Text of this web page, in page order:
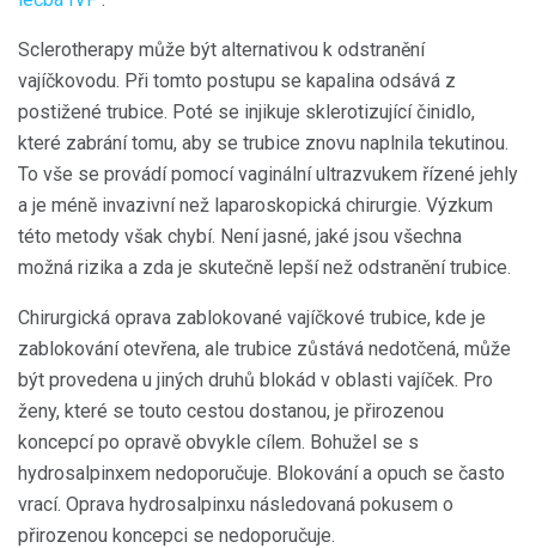
Sclerotherapy může být alternativou k odstranění
vajíčkovodu. Při tomto postupu se kapalina odsává z
postižené trubice. Poté se injikuje sklerotizující činidlo,
které zabrání tomu, aby se trubice znovu naplnila tekutinou.
To vše se provádí pomocí vaginální ultrazvukem řízené jehly
a je méně invazivní než laparoskopická chirurgie. Výzkum
této metody však chybí. Není jasné, jaké jsou všechna
možná rizika a zda je skutečně lepší než odstranění trubice.
Chirurgická oprava zablokované vajíčkové trubice, kde je
zablokování otevřena, ale trubice zůstává nedotčená, může
být provedena u jiných druhů blokád v oblasti vajíček. Pro
ženy, které se touto cestou dostanou, je přirozenou
koncepcí po opravě obvykle cílem. Bohužel se s
hydrosalpinxem nedoporučuje. Blokování a opuch se často
vrací. Oprava hydrosalpinxu následovaná pokusem o
přirozenou koncepci se nedoporučuje.